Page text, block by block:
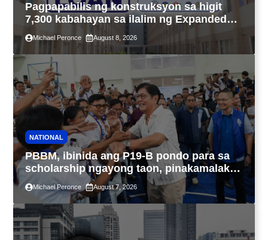
Pagpapabilis ng konstruksyon sa higit
7,300 kabahayan sa ilalim ng Expanded
4PH, posible na sa pagtutulungan ng Pag-
IBIG at P.A. Alvarez
Michael Peronce August 8, 2026
NATIONAL
PBBM, ibinida ang P19-B pondo para sa
scholarship ngayong taon, pinakamalaki
sa kasaysayan ng TESDA
Michael Peronce August 7, 2026